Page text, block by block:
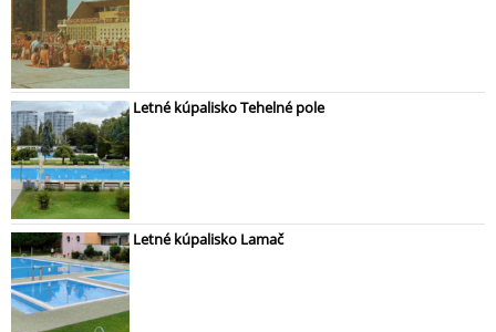
Letné kúpalisko Tehelné pole
Letné kúpalisko Lamač